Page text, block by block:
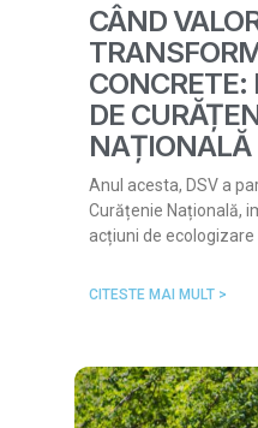
CÂND
CONCRETE:
DE
NAȚIONALĂ
Anul acesta, DSV a
Curățenie Națională,
acțiuni de
CITESTE MAI MULT >